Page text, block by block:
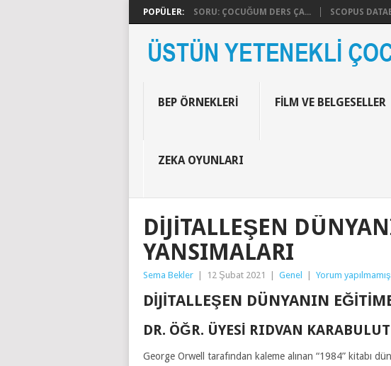
POPÜLER: SORU: ÇOCUĞUM DERS ÇA... SCOPUS
BEP ÖRNEKLERI FILM VE BELGESELLER
ZEKA OYUNLARI
DIJITALLEŞEN
YANSIMALARI
Sema Bekler 12 Şubat 2021 Genel Yorum yapılmamış
DIJITALLEŞEN DÜNYANIN
DR. ÖĞR. ÜYESI RIDVAN KARABULUT
George Orwell tarafından kaleme alınan “1984” kitabı